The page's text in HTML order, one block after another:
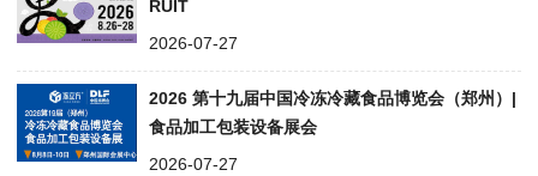
RUIT
2026-07-27
2026 第十九届中国冷冻冷藏食品博览会（郑州）|
食品加工包装设备展会
2026-07-27